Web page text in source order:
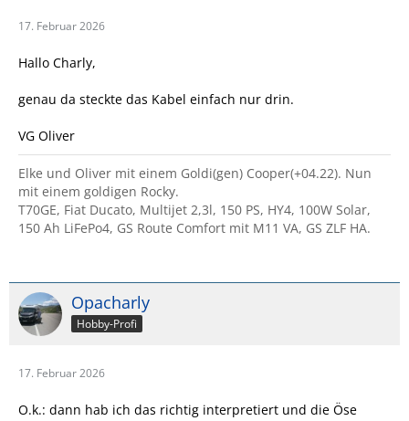
17. Februar 2026
Hallo Charly,
genau da steckte das Kabel einfach nur drin.
VG Oliver
Elke und Oliver mit einem Goldi(gen) Cooper(+04.22). Nun
mit einem goldigen Rocky.
T70GE, Fiat Ducato, Multijet 2,3l, 150 PS, HY4, 100W Solar,
150 Ah LiFePo4, GS Route Comfort mit M11 VA, GS ZLF HA.
Opacharly
Hobby-Profi
17. Februar 2026
O.k.: dann hab ich das richtig interpretiert und die Öse